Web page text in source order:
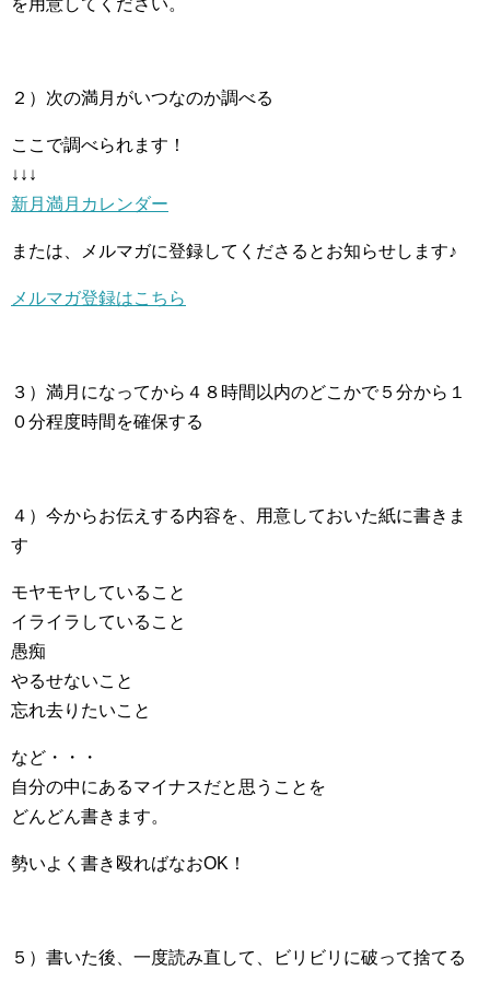
を用意してください。
２）次の満月がいつなのか調べる
ここで調べられます！
↓↓↓
新月満月カレンダー
または、メルマガに登録してくださるとお知らせします♪
メルマガ登録はこちら
３）満月になってから４８時間以内のどこかで５分から１
０分程度時間を確保する
４）今からお伝えする内容を、用意しておいた紙に書きま
す
モヤモヤしていること
イライラしていること
愚痴
やるせないこと
忘れ去りたいこと
など・・・
自分の中にあるマイナスだと思うことを
どんどん書きます。
勢いよく書き殴ればなおOK！
５）書いた後、一度読み直して、ビリビリに破って捨てる